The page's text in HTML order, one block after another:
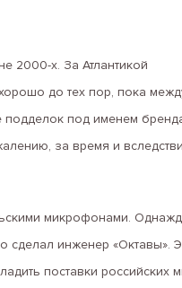
2000-х. За Атлантикой
до тех пор, пока
подделок под именем
за время и
микрофонами.
инженер «Октавы».
поставки российских